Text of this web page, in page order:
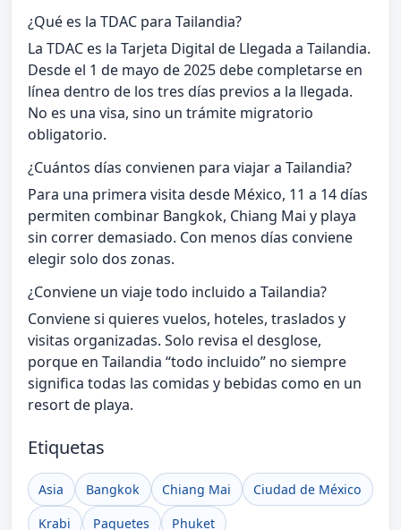
¿Qué es la TDAC para Tailandia?
La TDAC es la Tarjeta Digital de Llegada a Tailandia.
Desde el 1 de mayo de 2025 debe completarse en
línea dentro de los tres días previos a la llegada.
No es una visa, sino un trámite migratorio
obligatorio.
¿Cuántos días convienen para viajar a Tailandia?
Para una primera visita desde México, 11 a 14 días
permiten combinar Bangkok, Chiang Mai y playa
sin correr demasiado. Con menos días conviene
elegir solo dos zonas.
¿Conviene un viaje todo incluido a Tailandia?
Conviene si quieres vuelos, hoteles, traslados y
visitas organizadas. Solo revisa el desglose,
porque en Tailandia “todo incluido” no siempre
significa todas las comidas y bebidas como en un
resort de playa.
Etiquetas
Asia Bangkok Chiang Mai
Ciudad de México
Krabi
Paquetes
Phuket